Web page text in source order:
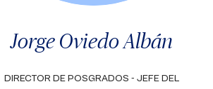
Jorge Oviedo Albán
DIRECTOR DE POSGRADOS - JEFE DEL